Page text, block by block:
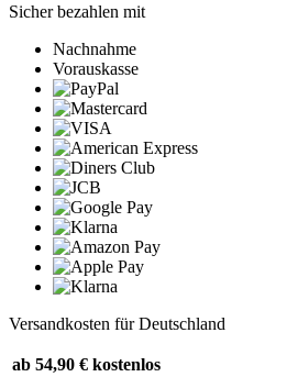
Sicher bezahlen mit
Nachnahme
Vorauskasse
Versandkosten für Deutschland
ab 54,90 € kostenlos